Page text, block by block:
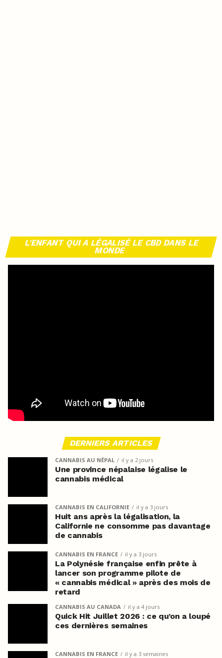
L’ENFANT QUI A LÉGALISÉ LE CBD DANS LE
MONDE
DERNIERS ARTICLES
CANNABIS AU NÉPAL il y a 2 jours
Une province népalaise légalise le
cannabis médical
CANNABIS EN CALIFORNIE il y a 3 jours
Huit ans après la légalisation, la
Californie ne consomme pas davantage
de cannabis
CANNABIS EN FRANCE il y a 3 jours
La Polynésie française enfin prête à
lancer son programme pilote de
« cannabis médical » après des mois de
retard
CANNABIS AU CANADA il y a 4 jours
Quick Hit Juillet 2026 : ce qu’on a loupé
ces dernières semaines
CANNABIS EN FRANCE il y a 3 semaines